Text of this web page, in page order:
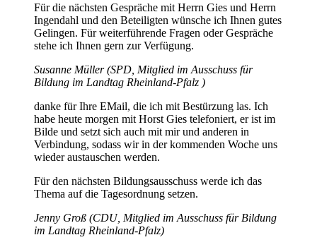
Für die nächsten Gespräche mit Herrn Gies und Herrn
Ingendahl und den Beteiligten wünsche ich Ihnen gutes
Gelingen. Für weiterführende Fragen oder Gespräche
stehe ich Ihnen gern zur Verfügung.
Susanne Müller (SPD, Mitglied im Ausschuss für
Bildung im Landtag Rheinland-Pfalz )
danke für Ihre EMail, die ich mit Bestürzung las. Ich
habe heute morgen mit Horst Gies telefoniert, er ist im
Bilde und setzt sich auch mit mir und anderen in
Verbindung, sodass wir in der kommenden Woche uns
wieder austauschen werden.
Für den nächsten Bildungsausschuss werde ich das
Thema auf die Tagesordnung setzen.
Jenny Groß (CDU, Mitglied im Ausschuss für Bildung
im Landtag Rheinland-Pfalz)